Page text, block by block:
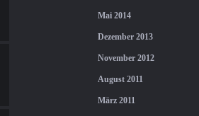
Mai 2014
Dezember 2013
November 2012
August 2011
März 2011